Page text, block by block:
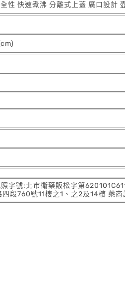
性 快速煮沸 分離式上蓋 廣口設計
號:北市衛藥販松字第
段760號11樓之1、之2及14樓 藥